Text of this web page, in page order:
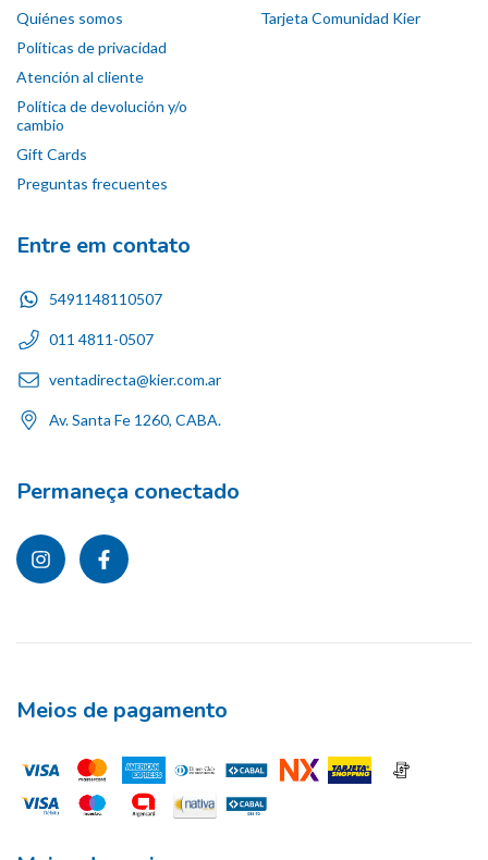
Quiénes somos
Políticas de privacidad
Atención al cliente
Política de devolución y/o
cambio
Gift Cards
Preguntas frecuentes
Tarjeta Comunidad Kier
Entre em contato
5491148110507
011 4811-0507
ventadirecta@kier.com.ar
Av. Santa Fe 1260, CABA.
Permaneça conectado
Meios de pagamento